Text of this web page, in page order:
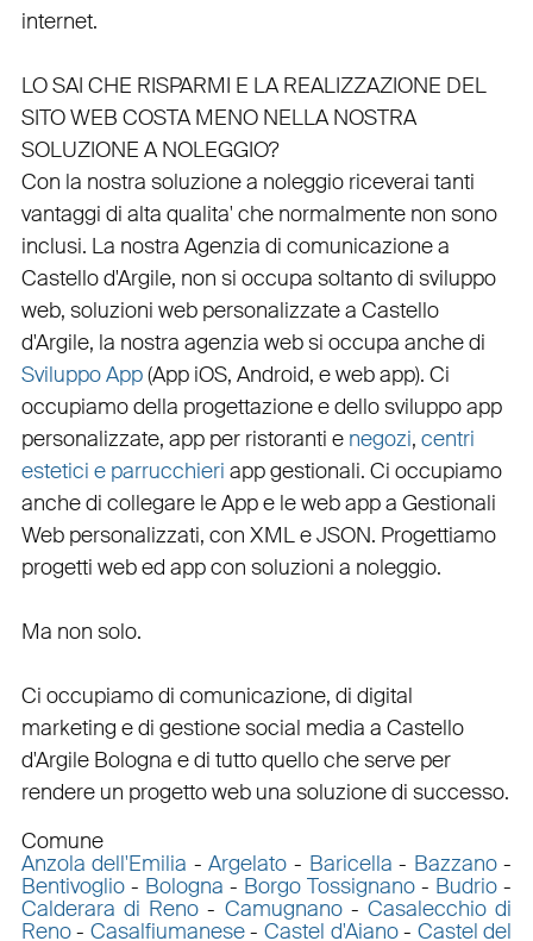
internet.
LO SAI CHE RISPARMI E LA REALIZZAZIONE DEL
SITO WEB COSTA MENO NELLA NOSTRA
SOLUZIONE A NOLEGGIO?
Con la nostra soluzione a noleggio riceverai tanti
vantaggi di alta qualita' che normalmente non sono
inclusi. La nostra Agenzia di comunicazione a
Castello d'Argile, non si occupa soltanto di sviluppo
web, soluzioni web personalizzate a Castello
d'Argile, la nostra agenzia websi occupa anche di
Sviluppo App(App iOS, Android, eweb app). Ci
occupiamo della progettazionee dellosviluppo app
personalizzate, app per ristoranti e negozi, centri
estetici e parrucchieri app gestionali. Ci occupiamo
anche di collegareleAppe leweb appa Gestionali
Web personalizzati, con XMLeJSON. Progettiamo
progetti webed appcon soluzioni a noleggio.
Ma non solo.
Ci occupiamo di comunicazione, di digital
marketing e di gestione social media a Castello
d'ArgileBologna e di tutto quello che serve per
rendere un progetto web una soluzione di successo.
Comune
Anzola dell'Emilia -Argelato - Baricella - Bazzano-
Bentivoglio- Bologna - Borgo Tossignano - Budrio -
Calderara di Reno - Camugnano-Casalecchio di
Reno- Casalfiumanese- Castel d'Aiano- Castel del